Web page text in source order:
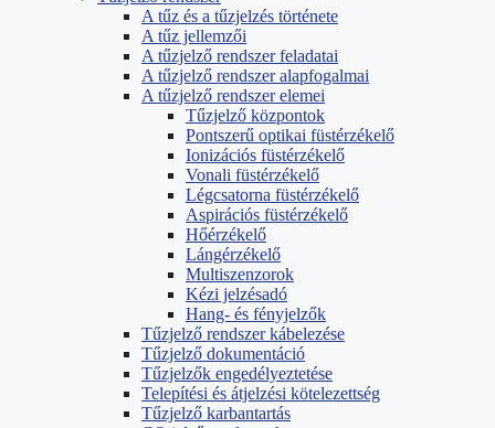
A tűz és a tűzjelzés története
A tűz jellemzői
A tűzjelző rendszer feladatai
A tűzjelző rendszer alapfogalmai
A tűzjelző rendszer elemei
Tűzjelző központok
Pontszerű optikai füstérzékelő
Ionizációs füstérzékelő
Vonali füstérzékelő
Légcsatorna füstérzékelő
Aspirációs füstérzékelő
Hőérzékelő
Lángérzékelő
Multiszenzorok
Kézi jelzésadó
Hang- és fényjelzők
Tűzjelző rendszer kábelezése
Tűzjelző dokumentáció
Tűzjelzők engedélyeztetése
Telepítési és átjelzési kötelezettség
Tűzjelző karbantartás